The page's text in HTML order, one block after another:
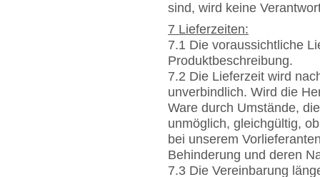
sind, wird keine
7 Lieferzeiten:
7.1 Die voraussichtliche
Produktbeschreibung.
7.2 Die Lieferzeit wird
unverbindlich. Wird die
Ware durch Umstände,
unmöglich, gleichgültig,
bei unserem
Behinderung und deren
7.3 Die Vereinbarung